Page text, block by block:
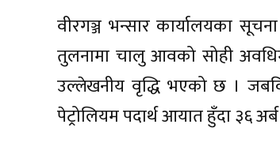
वीरगञ्ज भन्सार कार्यालयका
तुलनामा चालु आवको सोही
उल्लेखनीय वृद्धि भएको छ ।
पेट्रोलियम पदार्थ आयात हुँदा ३६